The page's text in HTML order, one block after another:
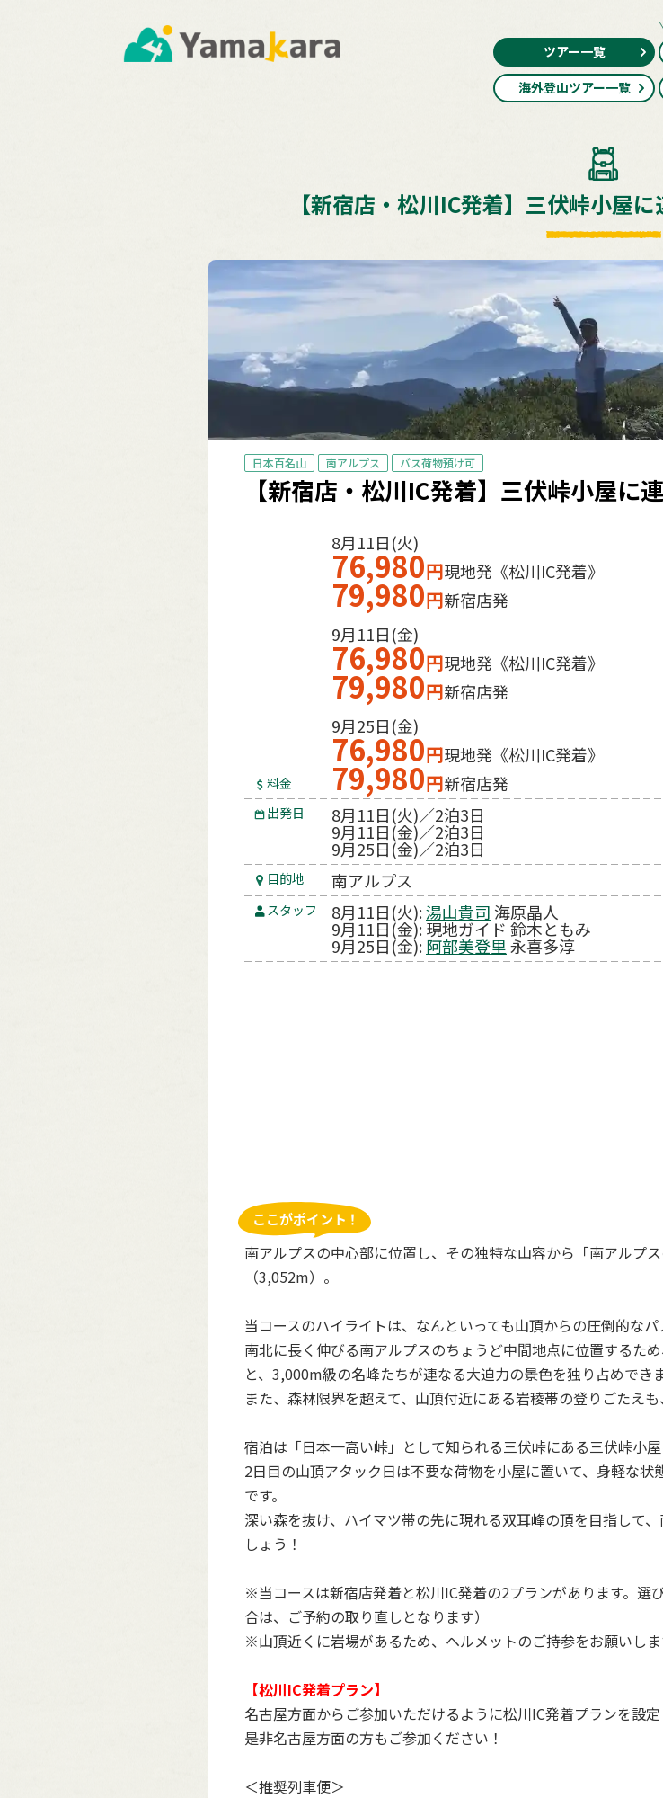
ツアー一覧
海外登山ツアー一覧
【新宿店・松川IC発着】三伏峠小屋
日本百名山 南アルプス バス荷物預け可
【新宿店・松川IC発着】三伏峠小屋に
料金
8月11日(火)
76,980円現地発《松川IC発着》
79,980円新宿店発
9月11日(金)
76,980円現地発《松川IC発着》
79,980円新宿店発
9月25日(金)
76,980円現地発《松川IC発着》
79,980円新宿店発
出発日 8月11日(火)／2泊3日
9月11日(金)／2泊3日
9月25日(金)／2泊3日
目的地 南アルプス
スタッフ 8月11日(火):湯山貴司 海原晶人
9月11日(金): 現地ガイド 鈴木ともみ
9月25日(金):阿部美登里永喜多淳
南アルプスの中心部に位置し、その独特な山容から「南アルプ
（3,052m）。
当コースのハイライトは、なんといっても山頂からの圧倒的なパ
南北に長く伸びる南アルプスのちょうど中間地点に位置するた
と、3,000m級の名峰たちが連なる大迫力の景色を独り占めできま
また、森林限界を超えて、山頂付近にある岩稜帯の登りごたえ
宿泊は「日本一高い峠」として知られる三伏峠にある三伏峠小屋
2日目の山頂アタック日は不要な荷物を小屋に置いて、身軽な
です。
深い森を抜け、ハイマツ帯の先に現れる双耳峰の頂を目指して
しょう！
※当コースは新宿店発着と松川IC発着の2プランがあります。選
合は、ご予約の取り直しとなります）
※山頂近くに岩場があるため、ヘルメットのご持参をお願いしま
【松川IC発着プラン】
名古屋方面からご参加いただけるように松川IC発着プランを設定
是非名古屋方面の方もご参加ください！
＜推奨列車便＞